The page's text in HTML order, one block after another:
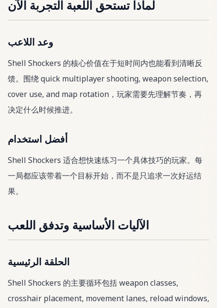
لماذا تستحق اللعبة التجربة الآن
وعد اللاعب
Shell Shockers 的核心价值在于短时间内也能看到清晰反
馈。围绕 quick multiplayer shooting, weapon selection,
cover use, and map rotation，玩家需要先理解节奏，再
决定什么时候推进。
أفضل استخدام
Shell Shockers 适合想快速练习一个具体技巧的玩家。每
一局都应该带着一个目标开始，而不是只追求一次好运结
果。
الآليات الأساسية وتدفق اللعب
الحلقة الرئيسية
Shell Shockers 的主要循环包括 weapon classes,
crosshair placement, movement lanes, reload windows,